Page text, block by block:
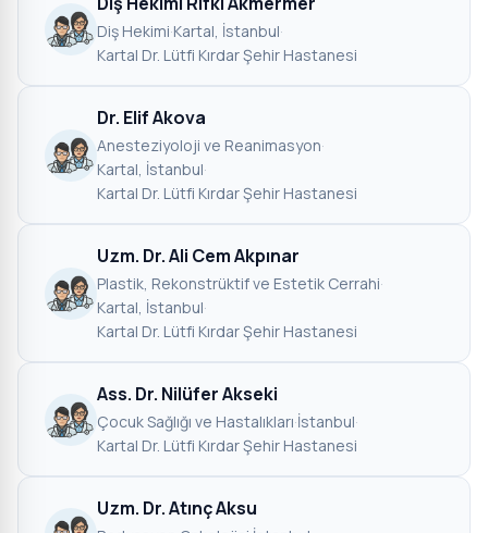
Diş Hekimi·Kartal, İstanbul·
Kartal Dr. Lütfi Kırdar Şehir Hastanesi
Dr. Elif Akova
Anesteziyoloji ve Reanimasyon·
Kartal, İstanbul·
Kartal Dr. Lütfi Kırdar Şehir Hastanesi
Uzm. Dr. Ali Cem Akpınar
Plastik, Rekonstrüktif ve Estetik Cerrahi·
Kartal, İstanbul·
Kartal Dr. Lütfi Kırdar Şehir Hastanesi
Ass. Dr. Nilüfer Akseki
Çocuk Sağlığı ve Hastalıkları·İstanbul·
Kartal Dr. Lütfi Kırdar Şehir Hastanesi
Uzm. Dr. Atınç Aksu